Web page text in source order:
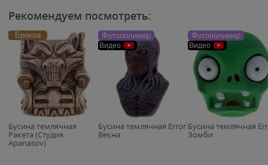
Рекомендуем посмотреть:
Бронза
Бусина темлячная
Ракета (Студия
Apanasov)
Фотополимер
Видео
Бусина темлячная Error
Векна
Фотополимер
Видео
Бусина темлячная
Зомби